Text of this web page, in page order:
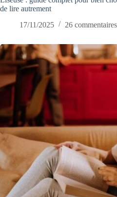
de lire autrement
17/11/2025
26 commentaires